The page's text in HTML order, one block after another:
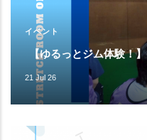
イベント
【ゆるっとジム体験！】
21 Jul 26